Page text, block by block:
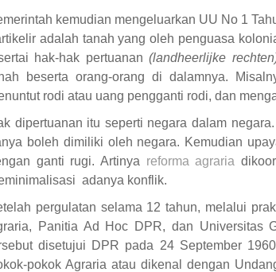
kemudian mengeluarkan UU No 1
adalah tanah yang oleh penguasa
hak-hak pertuanan(landheerlijke
beserta orang-orang di dalamnya.
rodi atau uang pengganti rodi, dan
dipertuanan itu seperti negara dalam
boleh dimiliki oleh negara. Kemudian
ganti rugi. Artinya reforma agraria
adanya konflik.
pergulatan selama 12 tahun, melalui
Panitia Ad Hoc DPR, dan Universitas
disetujui DPR pada 24 September
pokok Agraria atau dikenal dengan